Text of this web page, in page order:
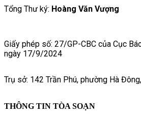
Tổng Thư ký: Hoàng Văn Vượng
Giấy phép số: 27/GP-CBC của Cục
ngày 17/9/2024
Trụ sở: 142 Trần Phú, phường Hà
THÔNG TIN TÒA SOẠN